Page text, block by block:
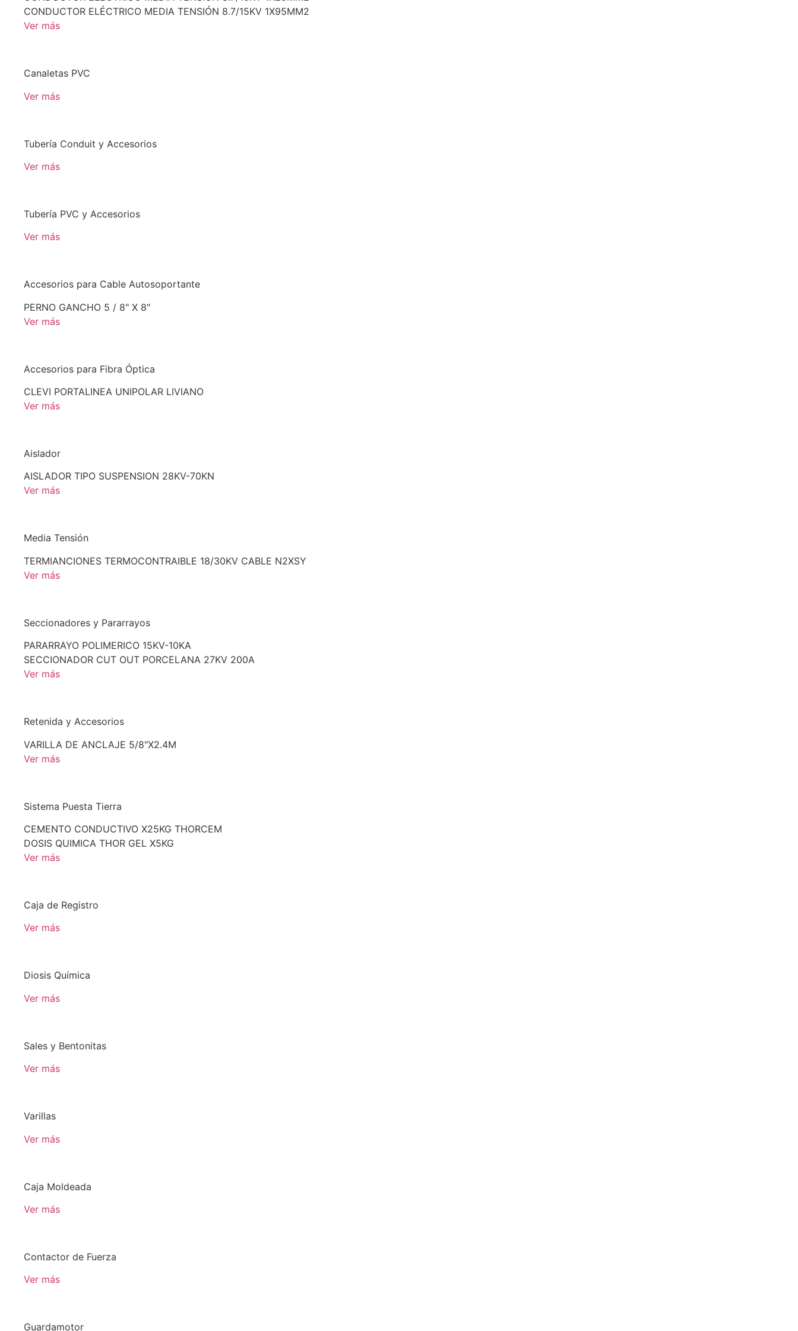
CONDUCTOR ELÉCTRICO MEDIA TENSIÓN 8.7/15KV 1X95MM2
Ver más
Canaletas PVC
Ver más
Tubería Conduit y Accesorios
Ver más
Tubería PVC y Accesorios
Ver más
Accesorios para Cable Autosoportante
PERNO GANCHO 5 / 8" X 8"
Ver más
Accesorios para Fibra Óptica
CLEVI PORTALINEA UNIPOLAR LIVIANO
Ver más
Aislador
AISLADOR TIPO SUSPENSION 28KV-70KN
Ver más
Media Tensión
TERMIANCIONES TERMOCONTRAIBLE 18/30KV CABLE N2XSY
Ver más
Seccionadores y Pararrayos
PARARRAYO POLIMERICO 15KV-10KA
SECCIONADOR CUT OUT PORCELANA 27KV 200A
Ver más
Retenida y Accesorios
VARILLA DE ANCLAJE 5/8"X2.4M
Ver más
Sistema Puesta Tierra
CEMENTO CONDUCTIVO X25KG THORCEM
DOSIS QUIMICA THOR GEL X5KG
Ver más
Caja de Registro
Ver más
Diosis Química
Ver más
Sales y Bentonitas
Ver más
Varillas
Ver más
Caja Moldeada
Ver más
Contactor de Fuerza
Ver más
Guardamotor